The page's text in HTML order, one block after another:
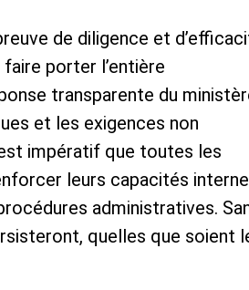
de diligence et
porter l’entière
transparente du
et les exigences non
impératif que toutes les
leurs capacités
administratives.
quelles que soient